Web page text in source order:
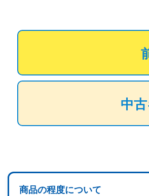
中
商品の程度について